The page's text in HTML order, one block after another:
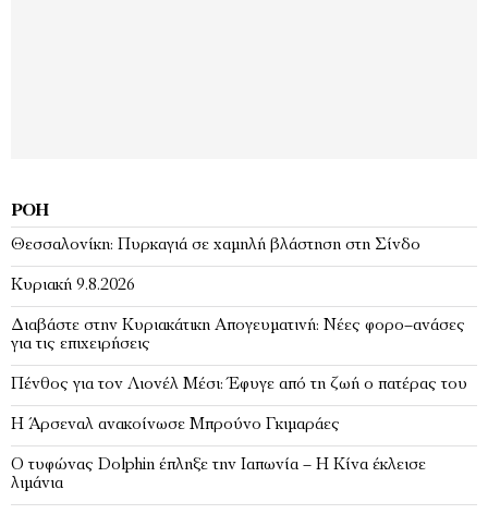
ΡΟΉ
Θεσσαλονίκη: Πυρκαγιά σε χαμηλή βλάστηση στη Σίνδο
Κυριακή 9.8.2026
Διαβάστε στην Κυριακάτικη Απογευματινή: Νέες φορο–ανάσες
για τις επιχειρήσεις
Πένθος για τον Λιονέλ Μέσι: Έφυγε από τη ζωή ο πατέρας του
Η Άρσεναλ ανακοίνωσε Μπρούνο Γκιμαράες
Ο τυφώνας Dolphin έπληξε την Ιαπωνία – H Κίνα έκλεισε
λιμάνια